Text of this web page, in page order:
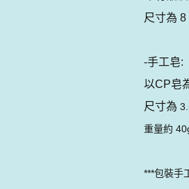
尺寸為 8
-手工皂:
以CP皂
尺寸為
重量約
***包裝手